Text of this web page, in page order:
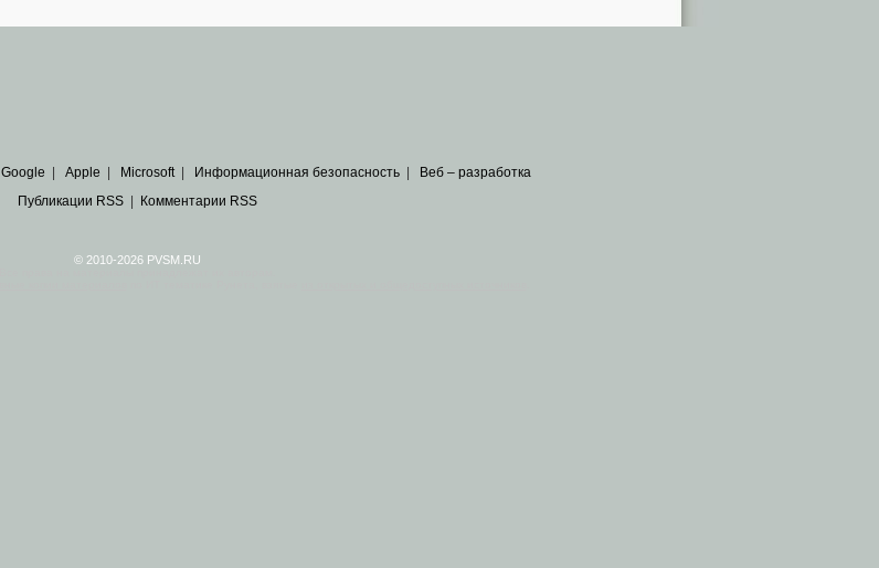
Google | Apple | Microsoft | Информационная безопасность | Веб – разработка
Публикации RSS| Комментарии RSS
© 2010-2026 PVSM.RU